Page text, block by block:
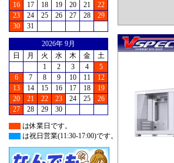
16
17 18 19 20 21
22
23
24 25 26 27 28
29
30
31
2026年 9月
日
月 火 水 木 金
土
1
2 3 4
5
6
7 8 9 10 11
12
13
14 15 16 17 18
19
20
21 22 23 24 25
26
27
28 29
30
は休業日です。
は祝日営業(11:30-17:00)です。